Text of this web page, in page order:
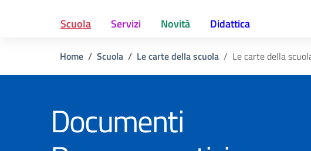
Scuola Servizi Novità Didattica
Home Scuola Le carte della scuola Le carte della
Documenti